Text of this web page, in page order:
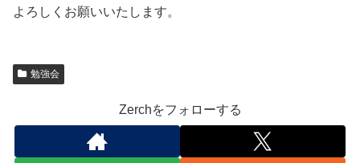
よろしくお願いいたします。
勉強会
Zerchをフォローする